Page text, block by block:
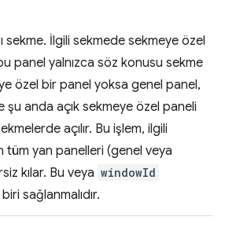
sekme. İlgili sekmede sekmeye özel
panel yalnızca söz konusu sekme
özel bir panel yoksa genel panel,
şu anda açık sekmeye özel paneli
açılır. Bu işlem, ilgili
tüm yan panelleri (genel veya
kılar. Bu veya windowId
sağlanmalıdır.